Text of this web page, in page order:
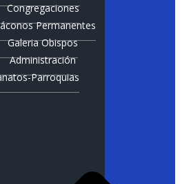
Congregaciones
Permanentes
Galeria Obispos
Administración
Parroquias